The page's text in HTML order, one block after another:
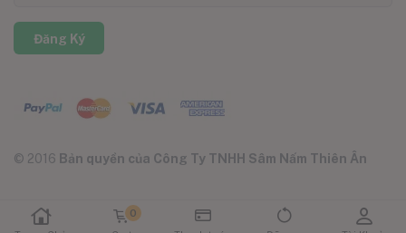
0
Đăng Ký
© 2016 Bản quyền của Công Ty TNHH Sâm Nấm Thiên Ân